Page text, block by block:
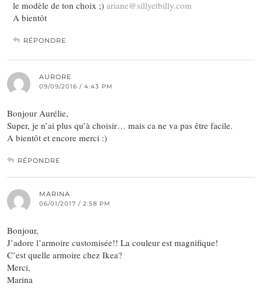
le modèle de ton choix ;) ariane@sillyetbilly.com
A bientôt
RÉPONDRE
AURORE
09/09/2016 / 4:43 PM
Bonjour Aurélie,
Super, je n’ai plus qu’à choisir… mais ca ne va pas être facile.
A bientôt et encore merci :)
RÉPONDRE
MARINA
06/01/2017 / 2:58 PM
Bonjour,
J’adore l’armoire customisée!! La couleur est magnifique!
C’est quelle armoire chez Ikea?
Merci,
Marina